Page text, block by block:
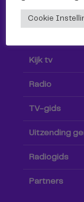
Kijk tv
Radio
TV-gids
Uitzending
Radiogids
Partners
Cookie